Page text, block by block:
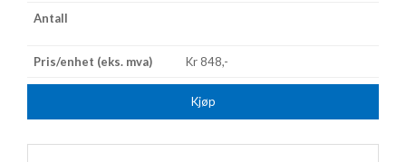
Kr 848,-
Kjøp